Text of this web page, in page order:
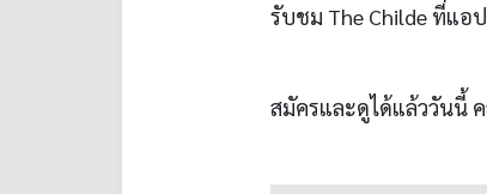
รับชม The Childe ที่แอป
สมัครและดูได้แล้ววันนี้